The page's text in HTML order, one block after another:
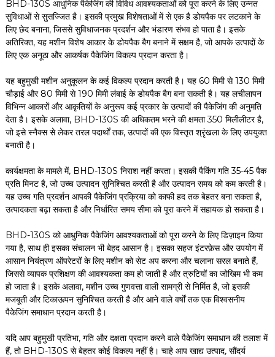
BHD-130S आधुनिक पैकेजिंग की विविध आवश्यकताओं को पूरा करने के लिए उन्नत
सुविधाओं से सुसज्जित है। इसकी प्रमुख विशेषताओं में से एक है डोयपैक पर लटकाने के
लिए छेद बनाना, जिससे सुविधाजनक प्रदर्शन और भंडारण संभव हो पाता है। इसके
अतिरिक्त, यह मशीन विशेष आकार के डोयपैक बैग बनाने में सक्षम है, जो आपके उत्पादों के
लिए एक अनूठा और आकर्षक पैकेजिंग विकल्प प्रदान करता है।
यह बहुमुखी मशीन अनुकूलन के कई विकल्प प्रदान करती है। यह 60 मिमी से 130 मिमी
चौड़ाई और 80 मिमी से 190 मिमी लंबाई के डोयपैक बैग बना सकती है। यह लचीलापन
विभिन्न आकारों और आकृतियों के अनुरूप कई प्रकार के उत्पादों की पैकेजिंग की अनुमति
देता है। इसके अलावा, BHD-130S की अधिकतम भरने की क्षमता 350 मिलीलीटर है,
जो इसे स्नैक्स से लेकर तरल पदार्थों तक, उत्पादों की एक विस्तृत श्रृंखला के लिए उपयुक्त
बनाती है।
कार्यक्षमता के मामले में, BHD-130S निराश नहीं करता। इसकी पैकिंग गति 35-45 पैक
प्रति मिनट है, जो उच्च उत्पादन सुनिश्चित करती है और उत्पादन समय को कम करती है।
यह उच्च गति प्रदर्शन आपकी पैकेजिंग प्रक्रिया को काफी हद तक बेहतर बना सकता है,
उत्पादकता बढ़ा सकता है और निर्धारित समय सीमा को पूरा करने में सहायक हो सकता है।
BHD-130S को आधुनिक पैकेजिंग आवश्यकताओं को पूरा करने के लिए डिज़ाइन किया
गया है, साथ ही इसका संचालन भी बेहद आसान है। इसका सहज इंटरफ़ेस और उपयोग में
आसान नियंत्रण ऑपरेटरों के लिए मशीन को सेट अप करना और चलाना सरल बनाते हैं,
जिससे व्यापक प्रशिक्षण की आवश्यकता कम हो जाती है और त्रुटियों का जोखिम भी कम
हो जाता है। इसके अलावा, मशीन उच्च गुणवत्ता वाली सामग्री से निर्मित है, जो इसकी
मजबूती और टिकाऊपन सुनिश्चित करती है और आने वाले वर्षों तक एक विश्वसनीय
पैकेजिंग समाधान प्रदान करती है।
यदि आप बहुमुखी प्रतिभा, गति और दक्षता प्रदान करने वाले पैकेजिंग समाधान की तलाश में
हैं, तो BHD-130S से बेहतर कोई विकल्प नहीं है। चाहे आप खाद्य उत्पाद, सौंदर्य